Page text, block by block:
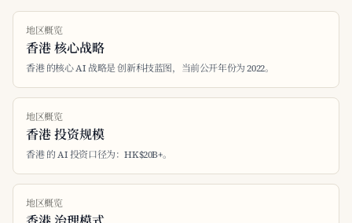
地区概览
香港 核心战略
香港 的核心 AI 战略是 创新科技蓝图，当前公开年份为 2022。
地区概览
香港 投资规模
香港 的 AI 投资口径为：HK$20B+。
地区概览